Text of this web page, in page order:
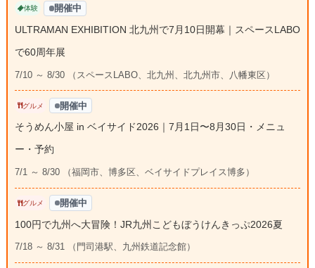
体験 開催中
ULTRAMAN EXHIBITION 北九州で7月10日開幕｜スペースLABO
で60周年展
7/10 ～ 8/30 （スペースLABO、北九州、北九州市、八幡東区）
グルメ 開催中
そうめん小屋 in ベイサイド2026｜7月1日〜8月30日・メニュ
ー・予約
7/1 ～ 8/30 （福岡市、博多区、ベイサイドプレイス博多）
グルメ 開催中
100円で九州へ大冒険！JR九州こどもぼうけんきっぷ2026夏
7/18 ～ 8/31 （門司港駅、九州鉄道記念館）